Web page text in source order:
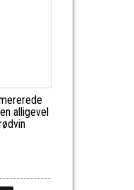
alligevel